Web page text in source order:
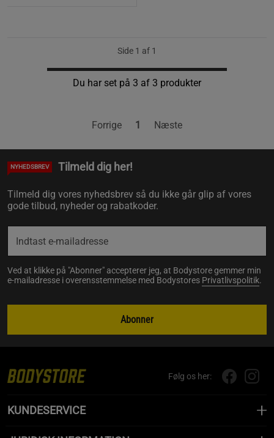
Side 1 af 1
Du har set på 3 af 3 produkter
Forrige 1 Næste
NYHEDSBREV Tilmeld dig her!
Tilmeld dig vores nyhedsbrev så du ikke går glip af vores
gode tilbud, nyheder og rabatkoder.
Ved at klikke på "Abonner" accepterer jeg, at Bodystore gemmer min
e-mailadresse i overensstemmelse med Bodystores Privatlivspolitik.
Abonner
Følg os her:
KUNDESERVICE